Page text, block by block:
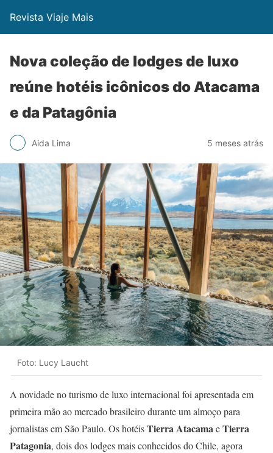
Revista Viaje Mais
Nova coleção de lodges de luxo
reúne hotéis icônicos do Atacama
e da Patagônia
Aida Lima 5 meses atrás
Foto: Lucy Laucht
A novidade no turismo de luxo internacional foi apresentada em
primeira mão ao mercado brasileiro durante um almoço para
jornalistas em São Paulo. Os hotéisTierra Atacama eTierra
Patagonia, dois dos lodges mais conhecidos do Chile, agora